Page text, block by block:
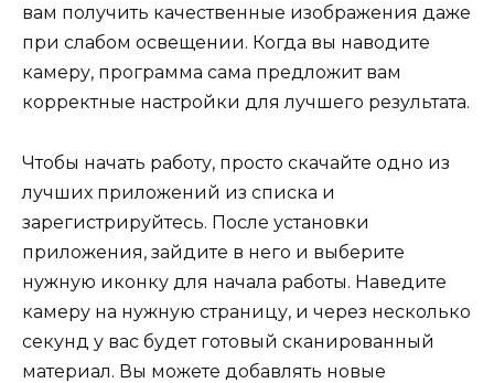
вам получить качественные изображения даже
при слабом освещении. Когда вы наводите
камеру, программа сама предложит вам
корректные настройки для лучшего результата.
Чтобы начать работу, просто скачайте одно из
лучших приложений из списка и
зарегистрируйтесь. После установки
приложения, зайдите в него и выберите
нужную иконку для начала работы. Наведите
камеру на нужную страницу, и через несколько
секунд у вас будет готовый сканированный
материал. Вы можете добавлять новые